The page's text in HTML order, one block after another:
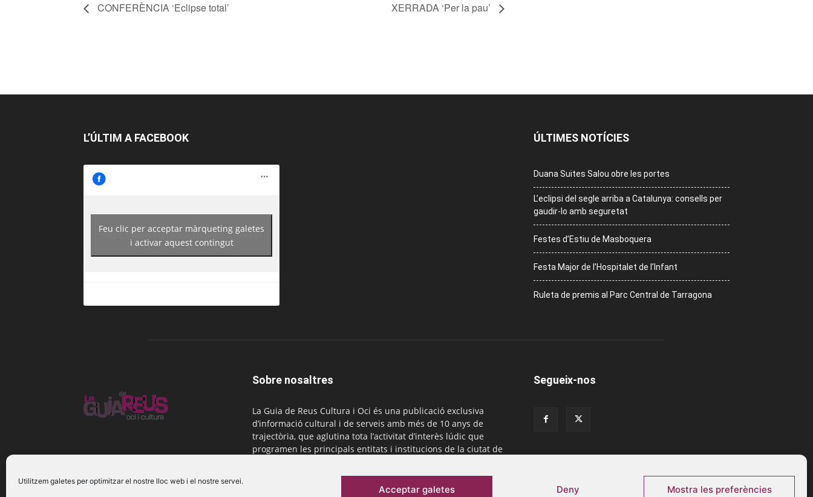
Utilitzem galetes per optimitzar el nostre lloc web i el nostre servei.
Acceptar galetes Deny Mostra les preferències
CONFERÈNCIA ‘Eclipse total’ XERRADA ‘Per la pau’
L’ÚLTIM A FACEBOOK
https://www.facebook.com/guiadereus/
Feu clic per acceptar màrqueting galetes
i activar aquest contingut
ÚLTIMES NOTÍCIES
Duana Suites Salou obre les portes
L’eclipsi del segle arriba a Catalunya: consells per
gaudir-lo amb seguretat
Festes d’Estiu de Masboquera
Festa Major de l’Hospitalet de l’Infant
Ruleta de premis al Parc Central de Tarragona
Sobre nosaltres
La Guia de Reus Cultura i Oci és una publicació exclusiva
d’informació cultural i de serveis amb més de 10 anys de
trajectòria, que aglutina tota l’activitat d’interès lúdic que
programen les principals entitats i institucions de la ciutat de
comercial@laguiadereus.com
Segueix-nos